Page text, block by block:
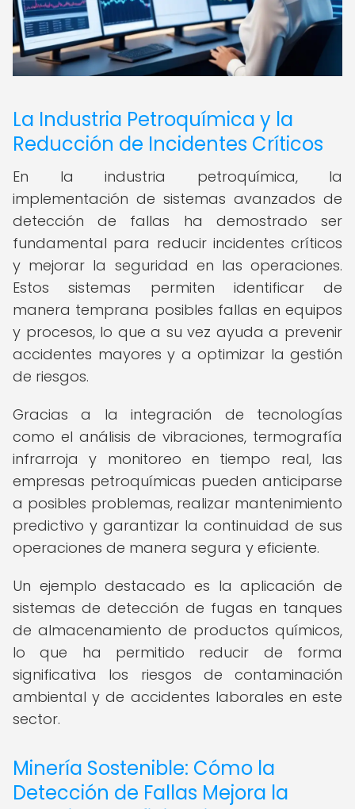
La Industria Petroquímica y la
Reducción de Incidentes Críticos
En la industria petroquímica, la
implementación de sistemas avanzados de
detección de fallas ha demostrado ser
fundamental para reducir incidentes críticos
y mejorar la seguridad en las operaciones.
Estos sistemas permiten identificar de
manera temprana posibles fallas en equipos
y procesos, lo que a su vez ayuda a prevenir
accidentes mayores y a optimizar la gestión
de riesgos.
Gracias a la integración de tecnologías
como el análisis de vibraciones, termografía
infrarroja y monitoreo en tiempo real, las
empresas petroquímicas pueden anticiparse
a posibles problemas, realizar mantenimiento
predictivo y garantizar la continuidad de sus
operaciones de manera segura y eficiente.
Un ejemplo destacado es la aplicación de
sistemas de detección de fugas en tanques
de almacenamiento de productos químicos,
lo que ha permitido reducir de forma
significativa los riesgos de contaminación
ambiental y de accidentes laborales en este
sector.
Minería Sostenible: Cómo la
Detección de Fallas Mejora la